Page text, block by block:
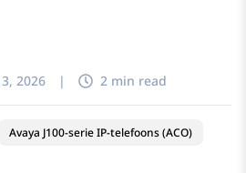
exporteren
2026 | 2 min read
Avaya J100-serie IP-telefoons (ACO)